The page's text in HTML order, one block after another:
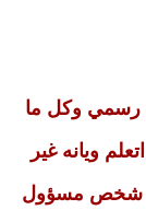
رسمي وكل ما
ويانه غير
شخص مسؤول